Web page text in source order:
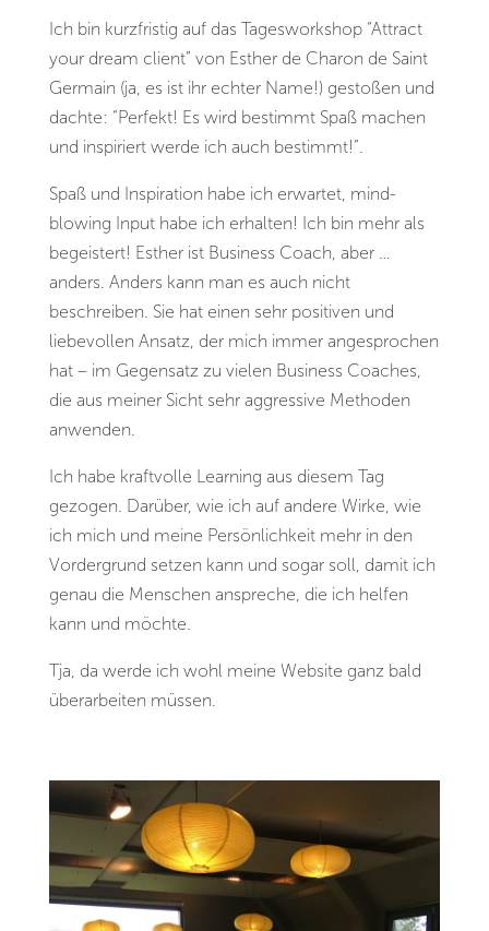
Ich bin kurzfristig auf das Tagesworkshop “Attract
your dream client” von Esther de Charon de Saint
Germain (ja, es ist ihr echter Name!) gestoßen und
dachte: “Perfekt! Es wird bestimmt Spaß machen
und inspiriert werde ich auch bestimmt!”.
Spaß und Inspiration habe ich erwartet, mind-
blowing Input habe ich erhalten! Ich bin mehr als
begeistert! Esther ist Business Coach, aber …
anders. Anders kann man es auch nicht
beschreiben. Sie hat einen sehr positiven und
liebevollen Ansatz, der mich immer angesprochen
hat – im Gegensatz zu vielen Business Coaches,
die aus meiner Sicht sehr aggressive Methoden
anwenden.
Ich habe kraftvolle Learning aus diesem Tag
gezogen. Darüber, wie ich auf andere Wirke, wie
ich mich und meine Persönlichkeit mehr in den
Vordergrund setzen kann und sogar soll, damit ich
genau die Menschen anspreche, die ich helfen
kann und möchte.
Tja, da werde ich wohl meine Website ganz bald
überarbeiten müssen.